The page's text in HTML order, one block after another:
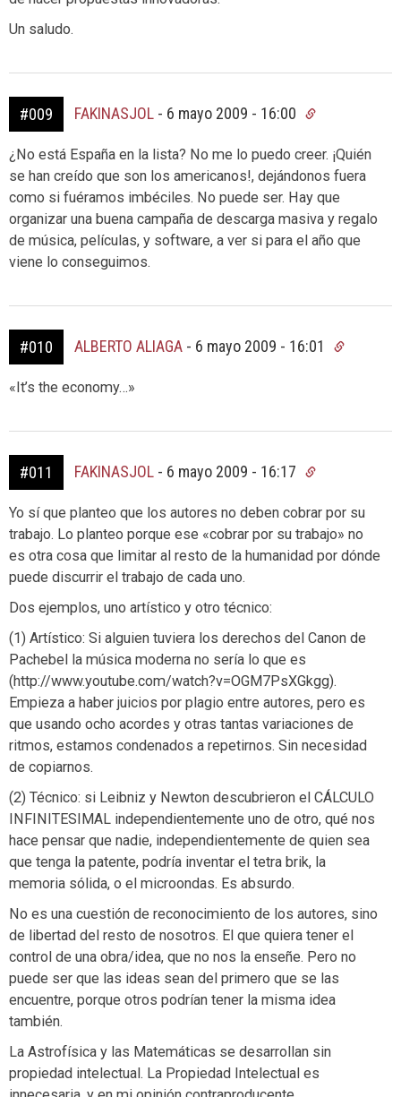
Un saludo.
#009 FAKINASJOL - 6 mayo 2009 - 16:00
¿No está España en la lista? No me lo puedo creer. ¡Quién
se han creído que son los americanos!, dejándonos fuera
como si fuéramos imbéciles. No puede ser. Hay que
organizar una buena campaña de descarga masiva y regalo
de música, películas, y software, a ver si para el año que
viene lo conseguimos.
#010 ALBERTO ALIAGA - 6 mayo 2009 - 16:01
«It’s the economy…»
#011 FAKINASJOL - 6 mayo 2009 - 16:17
Yo sí que planteo que los autores no deben cobrar por su
trabajo. Lo planteo porque ese «cobrar por su trabajo» no
es otra cosa que limitar al resto de la humanidad por dónde
puede discurrir el trabajo de cada uno.
Dos ejemplos, uno artístico y otro técnico:
(1) Artístico: Si alguien tuviera los derechos del Canon de
Pachebel la música moderna no sería lo que es
(http://www.youtube.com/watch?v=OGM7PsXGkgg).
Empieza a haber juicios por plagio entre autores, pero es
que usando ocho acordes y otras tantas variaciones de
ritmos, estamos condenados a repetirnos. Sin necesidad
de copiarnos.
(2) Técnico: si Leibniz y Newton descubrieron el CÁLCULO
INFINITESIMAL independientemente uno de otro, qué nos
hace pensar que nadie, independientemente de quien sea
que tenga la patente, podría inventar el tetra brik, la
memoria sólida, o el microondas. Es absurdo.
No es una cuestión de reconocimiento de los autores, sino
de libertad del resto de nosotros. El que quiera tener el
control de una obra/idea, que no nos la enseñe. Pero no
puede ser que las ideas sean del primero que se las
encuentre, porque otros podrían tener la misma idea
también.
La Astrofísica y las Matemáticas se desarrollan sin
propiedad intelectual. La Propiedad Intelectual es